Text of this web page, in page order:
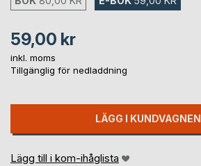
59,00 kr
inkl. moms
Tillgänglig för nedladdning
LÄGG I KUNDVAGNEN
Lägg till i kom-ihåglista